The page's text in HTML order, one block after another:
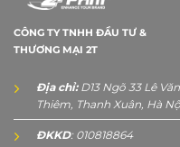
CÔNG TY TNHH ĐẦU TƯ &
THƯƠNG MẠI 2T
Địa chỉ:D13 Ngõ 33 Lê Văn
Thiêm, Thanh Xuân, Hà
ĐKKD: 010818864